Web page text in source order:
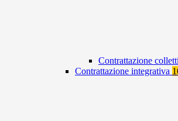
Contrattazione
Contrattazione integrativa